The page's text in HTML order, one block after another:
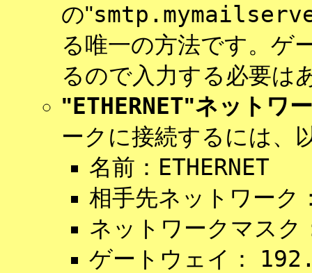
の"
る唯一の方法です。ゲ
るので入力する必要は
"ETHERNET"ネットワ
ークに接続するには、
名前： ETHERNET
相手先ネットワーク
ネットワークマスク
ゲートウェイ：